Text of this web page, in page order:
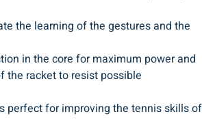
the learning of the gestures and the
in the core for maximum power and
the racket to resist possible
perfect for improving the tennis skills of